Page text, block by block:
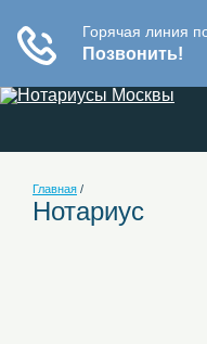
Главная /
Нотариус